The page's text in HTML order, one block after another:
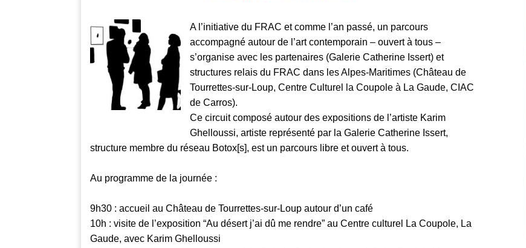
A l’initiative du FRAC et comme l’an passé, un parcours
accompagné autour de l’art contemporain – ouvert à tous –
s’organise avec les partenaires (Galerie Catherine Issert) et
structures relais du FRAC dans les Alpes-Maritimes (Château de
Tourrettes-sur-Loup, Centre Culturel la Coupole à La Gaude, CIAC
de Carros).
Ce circuit composé autour des expositions de l’artiste Karim
Ghelloussi, artiste représenté par la Galerie Catherine Issert,
structure membre du réseau Botox[s], est un parcours libre et ouvert à tous.
Au programme de la journée :
9h30 : accueil au Château de Tourrettes-sur-Loup autour d’un café
10h : visite de l’exposition “Au désert j’ai dû me rendre” au Centre culturel La Coupole, La
Gaude, avec Karim Ghelloussi